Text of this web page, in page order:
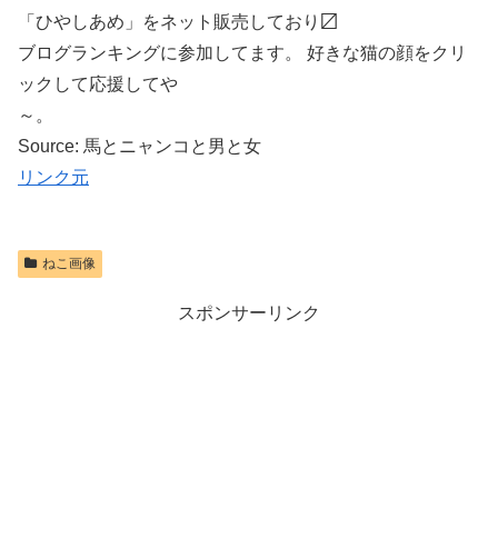
「ひやしあめ」をネット販売しており〼
ブログランキングに参加してます。 好きな猫の顔をクリ
ックして応援してや
～。
Source: 馬とニャンコと男と女
リンク元
ねこ画像
スポンサーリンク